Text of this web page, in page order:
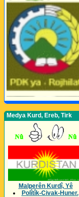
Medya Kurd, Ereb, Tirk
Malperên Kurdî, Yê
Polîtîk-Civak-Huner.